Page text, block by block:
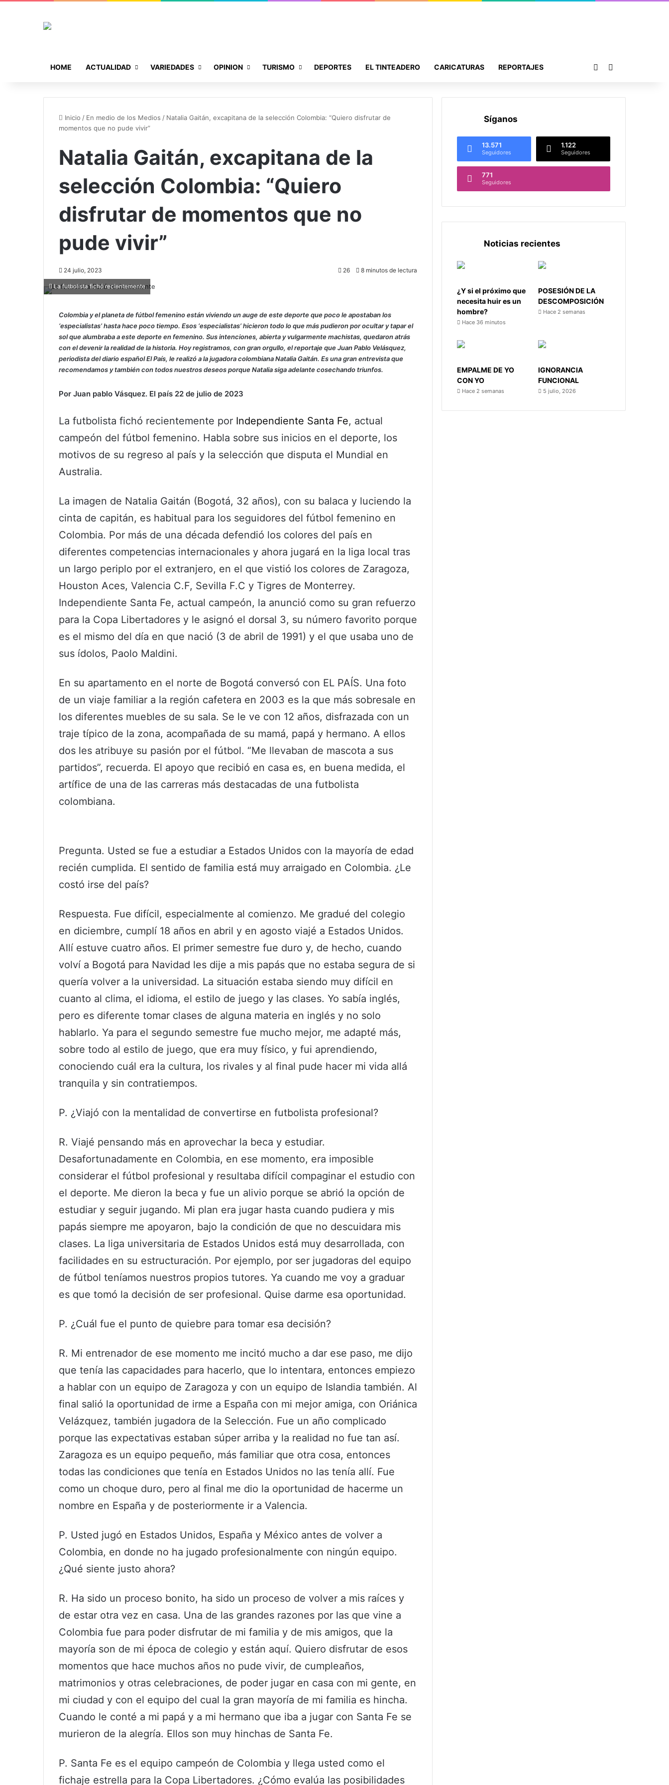
HOME ACTUALIDAD VARIEDADES OPINION TURISMO DEPORTES EL TINTEADERO CARICATURAS REPORTAJES Publicación al azar
Inicio / En medio de los Medios / Natalia Gaitán, excapitana de la selección Colombia: “Quiero disfrutar de
momentos que no pude vivir”
Natalia Gaitán, excapitana de la
selección Colombia: “Quiero
disfrutar de momentos que no
pude vivir”
24 julio, 2023 26 8 minutos de lectura
La futbolista fichó recientemente
Colombia y el planeta de fútbol femenino están viviendo un auge de este deporte que poco le apostaban los
‘especialistas’ hasta hace poco tiempo. Esos ‘especialistas’ hicieron todo lo que más pudieron por ocultar y tapar el
sol que alumbraba a este deporte en femenino. Sus intenciones, abierta y vulgarmente machistas, quedaron atrás
con el devenir la realidad de la historia. Hoy registramos, con gran orgullo, el reportaje que Juan Pablo Velásquez,
periodista del diario español El País, le realizó a la jugadora colombiana Natalia Gaitán. Es una gran entrevista que
recomendamos y también con todos nuestros deseos porque Natalia siga adelante cosechando triunfos.
Por Juan pablo Vásquez. El país 22 de julio de 2023
La futbolista fichó recientemente por Independiente Santa Fe, actual
campeón del fútbol femenino. Habla sobre sus inicios en el deporte, los
motivos de su regreso al país y la selección que disputa el Mundial en
Australia.
La imagen de Natalia Gaitán (Bogotá, 32 años), con su balaca y luciendo la
cinta de capitán, es habitual para los seguidores del fútbol femenino en
Colombia. Por más de una década defendió los colores del país en
diferentes competencias internacionales y ahora jugará en la liga local tras
un largo periplo por el extranjero, en el que vistió los colores de Zaragoza,
Houston Aces, Valencia C.F, Sevilla F.C y Tigres de Monterrey.
Independiente Santa Fe, actual campeón, la anunció como su gran refuerzo
para la Copa Libertadores y le asignó el dorsal 3, su número favorito porque
es el mismo del día en que nació (3 de abril de 1991) y el que usaba uno de
sus ídolos, Paolo Maldini.
En su apartamento en el norte de Bogotá conversó con EL PAÍS. Una foto
de un viaje familiar a la región cafetera en 2003 es la que más sobresale en
los diferentes muebles de su sala. Se le ve con 12 años, disfrazada con un
traje típico de la zona, acompañada de su mamá, papá y hermano. A ellos
dos les atribuye su pasión por el fútbol. “Me llevaban de mascota a sus
partidos”, recuerda. El apoyo que recibió en casa es, en buena medida, el
artífice de una de las carreras más destacadas de una futbolista
colombiana.
Pregunta. Usted se fue a estudiar a Estados Unidos con la mayoría de edad
recién cumplida. El sentido de familia está muy arraigado en Colombia. ¿Le
costó irse del país?
Respuesta. Fue difícil, especialmente al comienzo. Me gradué del colegio
en diciembre, cumplí 18 años en abril y en agosto viajé a Estados Unidos.
Allí estuve cuatro años. El primer semestre fue duro y, de hecho, cuando
volví a Bogotá para Navidad les dije a mis papás que no estaba segura de si
quería volver a la universidad. La situación estaba siendo muy difícil en
cuanto al clima, el idioma, el estilo de juego y las clases. Yo sabía inglés,
pero es diferente tomar clases de alguna materia en inglés y no solo
hablarlo. Ya para el segundo semestre fue mucho mejor, me adapté más,
sobre todo al estilo de juego, que era muy físico, y fui aprendiendo,
conociendo cuál era la cultura, los rivales y al final pude hacer mi vida allá
tranquila y sin contratiempos.
P. ¿Viajó con la mentalidad de convertirse en futbolista profesional?
R. Viajé pensando más en aprovechar la beca y estudiar.
Desafortunadamente en Colombia, en ese momento, era imposible
considerar el fútbol profesional y resultaba difícil compaginar el estudio con
el deporte. Me dieron la beca y fue un alivio porque se abrió la opción de
estudiar y seguir jugando. Mi plan era jugar hasta cuando pudiera y mis
papás siempre me apoyaron, bajo la condición de que no descuidara mis
clases. La liga universitaria de Estados Unidos está muy desarrollada, con
facilidades en su estructuración. Por ejemplo, por ser jugadoras del equipo
de fútbol teníamos nuestros propios tutores. Ya cuando me voy a graduar
es que tomó la decisión de ser profesional. Quise darme esa oportunidad.
P. ¿Cuál fue el punto de quiebre para tomar esa decisión?
R. Mi entrenador de ese momento me incitó mucho a dar ese paso, me dijo
que tenía las capacidades para hacerlo, que lo intentara, entonces empiezo
a hablar con un equipo de Zaragoza y con un equipo de Islandia también. Al
final salió la oportunidad de irme a España con mi mejor amiga, con Oriánica
Velázquez, también jugadora de la Selección. Fue un año complicado
porque las expectativas estaban súper arriba y la realidad no fue tan así.
Zaragoza es un equipo pequeño, más familiar que otra cosa, entonces
todas las condiciones que tenía en Estados Unidos no las tenía allí. Fue
como un choque duro, pero al final me dio la oportunidad de hacerme un
nombre en España y de posteriormente ir a Valencia.
P. Usted jugó en Estados Unidos, España y México antes de volver a
Colombia, en donde no ha jugado profesionalmente con ningún equipo.
¿Qué siente justo ahora?
R. Ha sido un proceso bonito, ha sido un proceso de volver a mis raíces y
de estar otra vez en casa. Una de las grandes razones por las que vine a
Colombia fue para poder disfrutar de mi familia y de mis amigos, que la
mayoría son de mi época de colegio y están aquí. Quiero disfrutar de esos
momentos que hace muchos años no pude vivir, de cumpleaños,
matrimonios y otras celebraciones, de poder jugar en casa con mi gente, en
mi ciudad y con el equipo del cual la gran mayoría de mi familia es hincha.
Cuando le conté a mi papá y a mi hermano que iba a jugar con Santa Fe se
murieron de la alegría. Ellos son muy hinchas de Santa Fe.
P. Santa Fe es el equipo campeón de Colombia y llega usted como el
fichaje estrella para la Copa Libertadores. ¿Cómo evalúa las posibilidades
Síganos
13.571
Seguidores
1.122
Seguidores
771
Seguidores
Noticias recientes
¿Y si el próximo que
necesita huir es un
hombre?
Hace 36 minutos
POSESIÓN DE LA
DESCOMPOSICIÓN
Hace 2 semanas
EMPALME DE YO
CON YO
Hace 2 semanas
IGNORANCIA
FUNCIONAL
5 julio, 2026